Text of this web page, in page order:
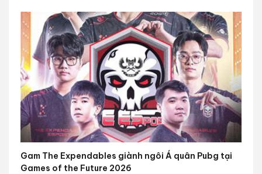
Gam The Expendables giành ngôi Á quân Pubg tại
Games of the Future 2026